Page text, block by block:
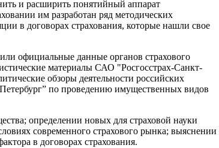
и расширить понятийный аппарат
им разработан ряд методических
в договорах страхования, которые нашли свое
официальные данные органов страхового
материалы САО "Росгосстрах-Санкт-
обзоры деятельности российских
по проведению имущественных видов
определении новых для страховой науки
современного страхового рынка; выяснении
в договорах страхования.